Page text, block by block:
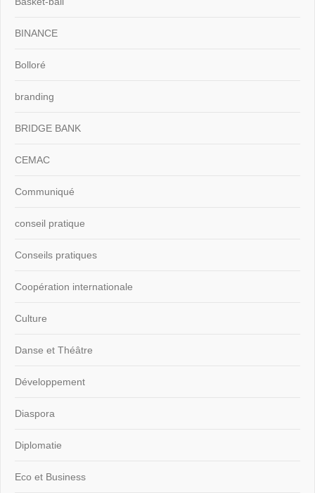
BINANCE
Bolloré
branding
BRIDGE BANK
CEMAC
Communiqué
conseil pratique
Conseils pratiques
Coopération internationale
Culture
Danse et Théâtre
Développement
Diaspora
Diplomatie
Eco et Business